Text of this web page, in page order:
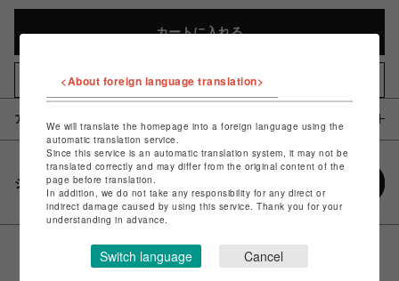
カートに入れる
お気に入りアイテムに追加
アイテム説明 / 素材
シェアする
<About foreign language translation>
We will translate the homepage into a foreign language using the
automatic translation service.
Since this service is an automatic translation system, it may not be
translated correctly and may differ from the original content of the
page before translation.
In addition, we do not take any responsibility for any direct or
indirect damage caused by using this service. Thank you for your
understanding in advance.
Switch language Cancel